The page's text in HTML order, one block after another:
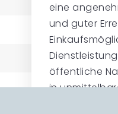
eine
und guter
öffentliche
in